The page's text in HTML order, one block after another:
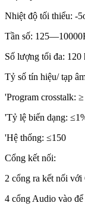
Nhiệt độ tối thiểu: -
Tần số:
Số lượng tối đa: 120
Tỷ số tín hiệu/ tạp
'Program
'Tỷ lệ biến dạng:
'Hệ thống: ≤150
Cổng kết nối:
2 cổng ra kết nối với
4 cổng Audio vào